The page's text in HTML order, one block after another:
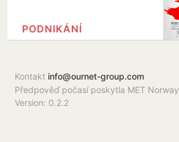
PODNIKÁNÍ
Kontakt info@ournet-group.com
Předpověď počasí poskytla MET Norway
Version: 0.2.2